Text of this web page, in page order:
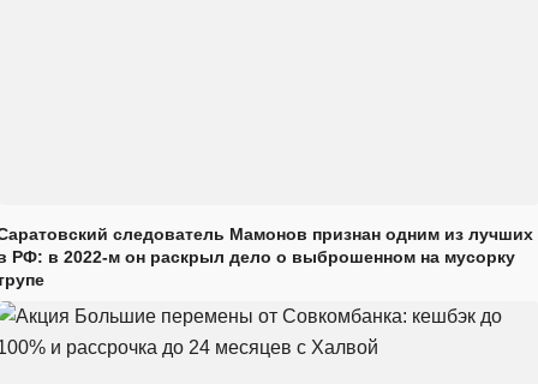
следователь Мамонов признан одним из лучших
РФ: в 2022-м он раскрыл дело о выброшенном на мусорку